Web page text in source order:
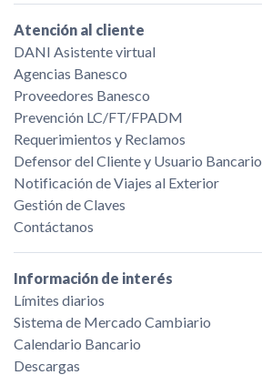
Atención al cliente
DANI Asistente virtual
Agencias Banesco
Proveedores Banesco
Prevención LC/FT/FPADM
Requerimientos y Reclamos
Defensor del Cliente y Usuario Bancario
Notificación de Viajes al Exterior
Gestión de Claves
Contáctanos
Información de interés
Límites diarios
Sistema de Mercado Cambiario
Calendario Bancario
Descargas